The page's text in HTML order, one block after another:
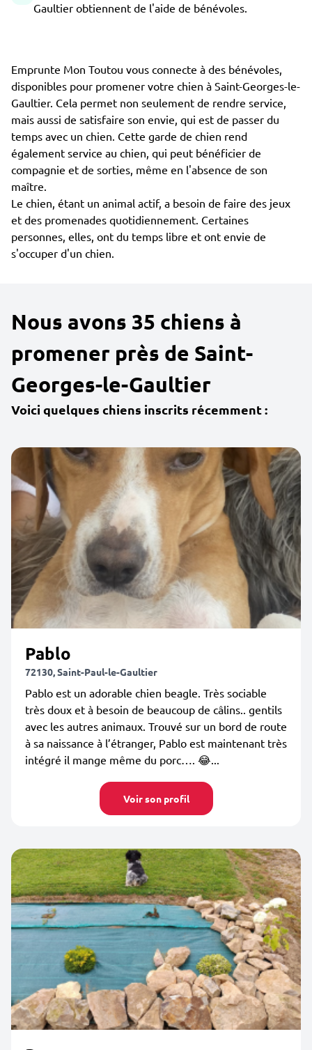
Gaultier obtiennent de l'aide de bénévoles.
Emprunte Mon Toutou vous connecte à des bénévoles,
disponibles pour promener votre chien à Saint-Georges-le-
Gaultier. Cela permet non seulement de rendre service,
mais aussi de satisfaire son envie, qui est de passer du
temps avec un chien. Cette garde de chien rend
également service au chien, qui peut bénéficier de
compagnie et de sorties, même en l'absence de son
maître.
Le chien, étant un animal actif, a besoin de faire des jeux
et des promenades quotidiennement. Certaines
personnes, elles, ont du temps libre et ont envie de
s'occuper d'un chien.
Nous avons 35 chiens à
promener près de Saint-
Georges-le-Gaultier
Voici quelques chiens inscrits récemment :
Pablo
72130, Saint-Paul-le-Gaultier
Pablo est un adorable chien beagle. Très sociable
très doux et à besoin de beaucoup de câlins.. gentils
avec les autres animaux. Trouvé sur un bord de route
à sa naissance à l’étranger, Pablo est maintenant très
intégré il mange même du porc…. 😂...
Voir son profil